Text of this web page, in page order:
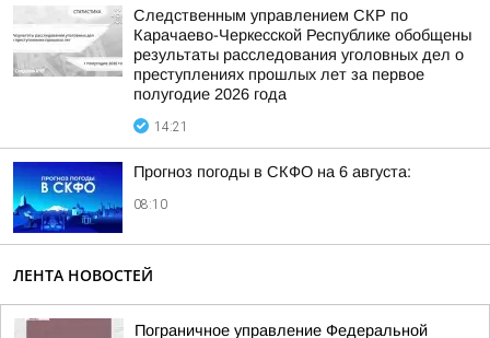
Следственным управлением СКР по
Карачаево-Черкесской Республике обобщены
результаты расследования уголовных дел о
преступлениях прошлых лет за первое
полугодие 2026 года
14:21
Прогноз погоды в СКФО на 6 августа:
08:10
ЛЕНТА НОВОСТЕЙ
Пограничное управление Федеральной